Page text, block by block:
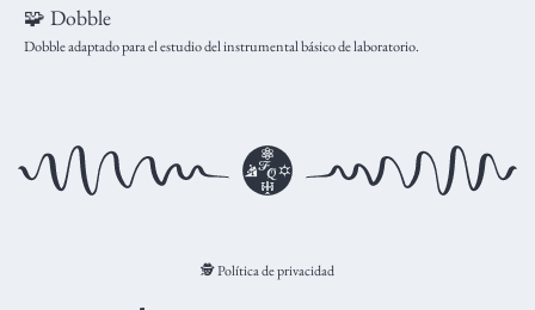
🧩 Dobble
Dobble adaptado para el estudio del instrumental básico de laboratorio.
🕵️ Política de privacidad